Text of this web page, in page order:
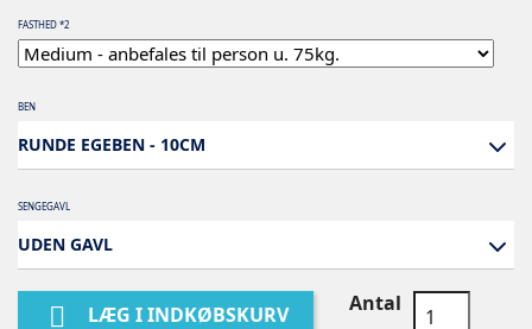
FASTHED *2
BEN
RUNDE EGEBEN - 10CM
SENGEGAVL
UDEN GAVL
 LÆG I INDKØBSKURV Antal